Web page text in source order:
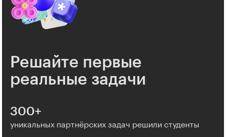
Решайте первые
реальные задачи
300+
уникальных партнёрских задач решили студенты